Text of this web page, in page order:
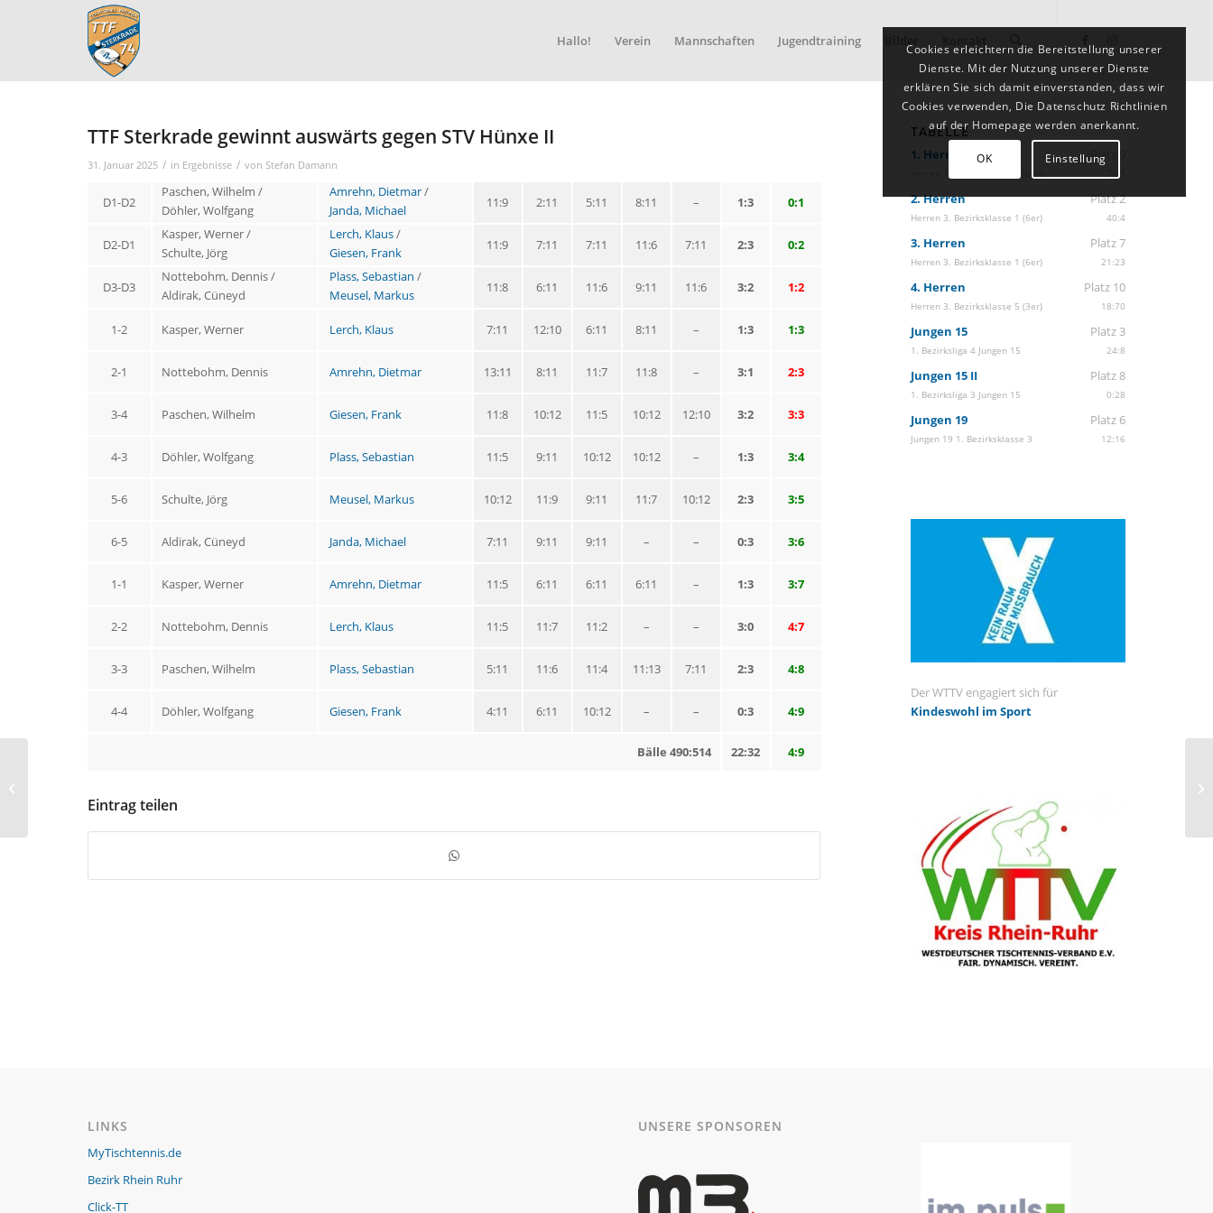
Hallo! Verein Mannschaften Jugendtraining
TTF Sterkrade gewinnt auswärts gegen STV Hünxe II
31. Januar 2025 / in Ergebnisse / von Stefan Damann
D1-D2
Paschen, Wilhelm /
Döhler, Wolfgang
Amrehn, Dietmar/
Janda, Michael
–
8:11
5:11
2:11
11:9 1:3 0:1
D2-D1
Kasper, Werner /
Schulte, Jörg
Lerch, Klaus/
Giesen, Frank
7:11
11:6
7:11
7:11
11:9 2:3 0:2
D3-D3
Nottebohm, Dennis /
Aldirak, Cüneyd
Plass, Sebastian /
Meusel, Markus
11:6
9:11
11:6
6:11
11:8 3:2 1:2
1-2 Kasper, Werner Lerch, Klaus –
8:11
6:11
12:10
7:11 1:3 1:3
2-1 Nottebohm, Dennis Amrehn, Dietmar –
11:8
11:7
8:11
13:11 3:1 2:3
3-4 Paschen, Wilhelm Giesen, Frank 12:10
10:12
11:5
10:12
11:8 3:2 3:3
4-3 Döhler, Wolfgang Plass, Sebastian –
10:12
10:12
9:11
11:5 1:3 3:4
5-6 Schulte, Jörg Meusel, Markus 10:12
11:7
9:11
11:9
10:12 2:3 3:5
6-5 Aldirak, Cüneyd Janda, Michael –
–
9:11
9:11
7:11 0:3 3:6
1-1 Kasper, Werner Amrehn, Dietmar –
6:11
6:11
6:11
11:5 1:3 3:7
2-2 Nottebohm, Dennis Lerch, Klaus –
–
11:2
11:7
11:5 3:0 4:7
3-3 Paschen, Wilhelm Plass, Sebastian 7:11
11:13
11:4
11:6
5:11 2:3 4:8
4-4 Döhler, Wolfgang Giesen, Frank –
–
10:12
6:11
4:11 0:3 4:9
4:9
22:32
Bälle 490:514
Eintrag teilen
TABELLE
1. Herren Platz 9
Herren 1. Bezirksklasse 2 (6er) 7:25
2. Herren Platz 2
Herren 3. Bezirksklasse 1 (6er) 40:4
3. Herren Platz 7
Herren 3. Bezirksklasse 1 (6er) 21:23
4. Herren Platz 10
Herren 3. Bezirksklasse 5 (3er) 18:70
Jungen 15 Platz 3
1. Bezirksliga 4 Jungen 15 24:8
Jungen 15 II Platz 8
1. Bezirksliga 3 Jungen 15 0:28
Jungen 19 Platz 6
Jungen 19 1. Bezirksklasse 3 12:16
Der WTTV engagiert sich für
Kindeswohl im Sport
LINKS
MyTischtennis.de
Bezirk Rhein Ruhr
Click-TT
UNSERE SPONSOREN
gegen Meidericher TTC
Cookies erleichtern die Bereitstellung unserer
Dienste. Mit der Nutzung unserer Dienste
erklären Sie sich damit einverstanden, dass wir
Cookies verwenden, Die Datenschutz Richtlinien
auf der Homepage werden anerkannt.
OK Einstellung